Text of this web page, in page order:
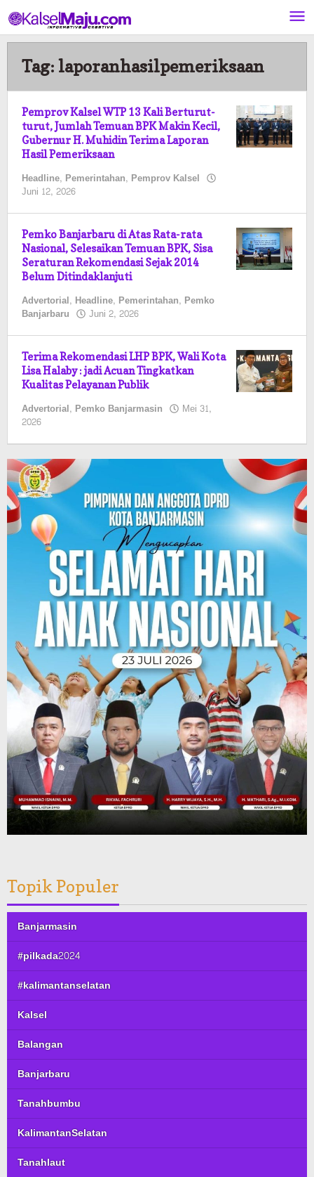
ke
konten
Tag: laporanhasilpemeriksaan
Pemprov Kalsel WTP 13 Kali Berturut-
turut, Jumlah Temuan BPK Makin Kecil,
Gubernur H. Muhidin Terima Laporan
Hasil Pemeriksaan
Headline, Pemerintahan, Pemprov Kalsel
Juni 12, 2026
Pimred
Pemko Banjarbaru di Atas Rata-rata
Nasional, Selesaikan Temuan BPK, Sisa
Seraturan Rekomendasi Sejak 2014
Belum Ditindaklanjuti
Advertorial, Headline, Pemerintahan, Pemko
Banjarbaru Juni 2, 2026
Pimred
Terima Rekomendasi LHP BPK, Wali Kota
Lisa Halaby : jadi Acuan Tingkatkan
Kualitas Pelayanan Publik
Advertorial, Pemko Banjarmasin Mei 31,
2026
Pimred
Topik Populer
Banjarmasin
#pilkada2024
#kalimantanselatan
Kalsel
Balangan
Banjarbaru
Tanahbumbu
KalimantanSelatan
Tanahlaut